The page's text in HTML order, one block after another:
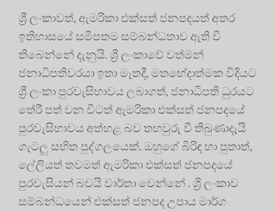
ශ්‍රී ලංකාවත්, ඇමරිකා එක්සත් ජනපදයත් අතර
ඉතිහාසයේ සමීපතම සම්බන්ධතාව ඇති වී
තිබෙන්නේ දැනුයි. ශ්‍රී ලංකාවේ වත්මන්
ජනාධිපතිවරයා ඉතා මෑතදී, මතභේදාත්මක විදියට
ශ්‍රී ලංකා පුරවැසිභාවය ලබාගත්, ජනාධිපති ධුරයට
තේරී පත් වන විටත් ඇමරිකා එක්සත් ජනපදයේ
පුරවැසිභාවය අත්හළ බව තහවුරු වී තිබුණාදැයි
ගැටලු සහිත පුද්ගලයෙක්. ඔහුගේ බිරිඳ හා පුතාත්,
ලේලියත් තවමත් ඇමරිකා එක්සත් ජනපදයේ
පුරවැසියන් බවයි වාර්තා වෙන්නේ . ශ්‍රී ලංකාව
සම්බන්ධයෙන් එක්සත් ජනපද උපාය මාර්ග